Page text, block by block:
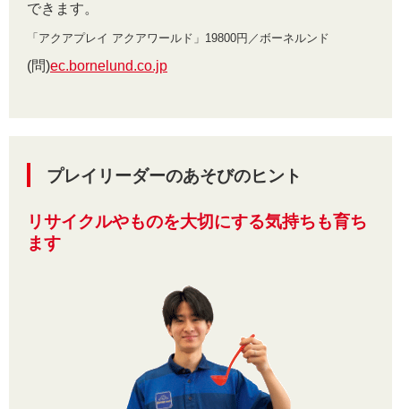
できます。
「アクアプレイ アクアワールド」19800円／ボーネルンド
(問)ec.bornelund.co.jp
プレイリーダーのあそびのヒント
リサイクルやものを大切にする気持ちも育ち
ます